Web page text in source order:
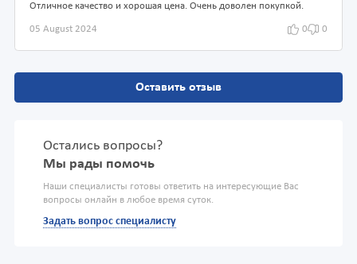
Отличное качество и хорошая цена. Очень доволен покупкой.
05 August 2024 0 0
Оставить отзыв
Остались вопросы?
Мы рады помочь
Наши специалисты готовы ответить на интересующие Вас
вопросы онлайн в любое время суток.
Задать вопрос специалисту